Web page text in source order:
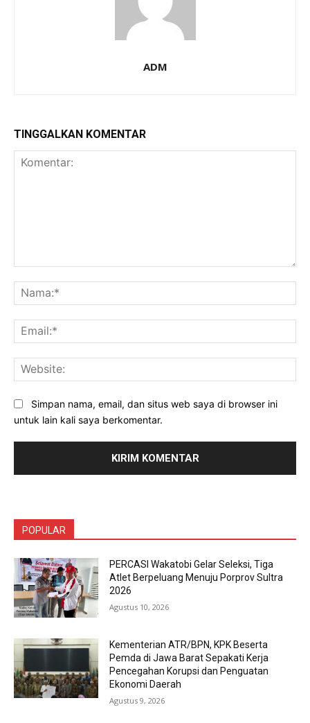
ADM
TINGGALKAN KOMENTAR
Simpan nama, email, dan situs web saya di browser ini
untuk lain kali saya berkomentar.
POPULAR
PERCASI Wakatobi Gelar Seleksi, Tiga
Atlet Berpeluang Menuju Porprov Sultra
2026
Agustus 10, 2026
Kementerian ATR/BPN, KPK Beserta
Pemda di Jawa Barat Sepakati Kerja
Pencegahan Korupsi dan Penguatan
Ekonomi Daerah
Agustus 9, 2026